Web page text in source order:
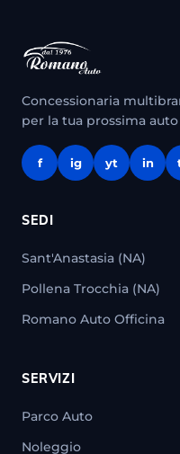
Concessionaria
per la tua prossima
f ig yt in
SEDI
Sant'Anastasia (NA)
Pollena Trocchia (NA)
Romano Auto Officina
SERVIZI
Parco Auto
Noleggio